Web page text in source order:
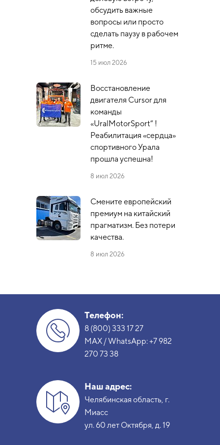
обсудить важные
вопросы или просто
сделать паузу в рабочем
ритме.
15 июл 2026
Восстановление
двигателя Cursor для
команды
«UralMotorSport” !
Реабилитация «сердца»
спортивного Урала
прошла успешна!
8 июл 2026
Смените европейский
премиум на китайский
прагматизм. Без потери
качества.
8 июл 2026
Телефон:
8 (800) 333 17 27
MAX / WhatsApp:+7 982
270 73 38
Наш адрес:
Челябинская область, г.
Миасс
ул. 60 лет Октября, д. 19